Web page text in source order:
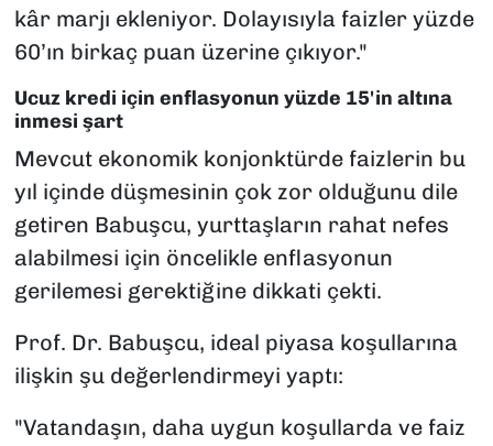
kâr marjı ekleniyor. Dolayısıyla faizler yüzde
60’ın birkaç puan üzerine çıkıyor."
Ucuz kredi için enflasyonun yüzde 15'in altına
inmesi şart
Mevcut ekonomik konjonktürde faizlerin bu
yıl içinde düşmesinin çok zor olduğunu dile
getiren Babuşcu, yurttaşların rahat nefes
alabilmesi için öncelikle enflasyonun
gerilemesi gerektiğine dikkati çekti.
Prof. Dr. Babuşcu, ideal piyasa koşullarına
ilişkin şu değerlendirmeyi yaptı:
"Vatandaşın, daha uygun koşullarda ve faiz